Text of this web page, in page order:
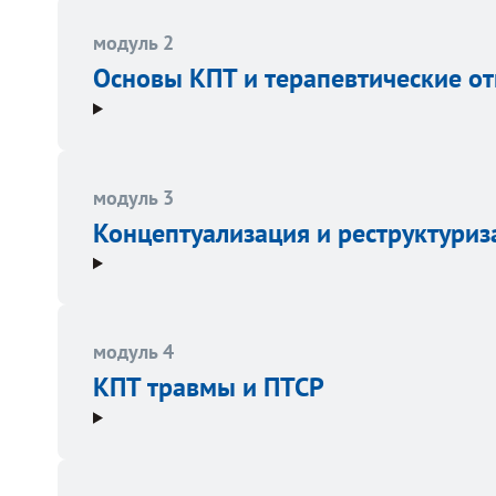
модуль 2
Основы КПТ и терапевтические
модуль 3
Концептуализация и
модуль 4
КПТ травмы и ПТСР